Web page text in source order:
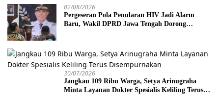
02/08/2026
Pergeseran Pola Penularan HIV Jadi Alarm
Baru, Wakil DPRD Jawa Tengah Dorong
30/07/2026
Jangkau 109 Ribu Warga, Setya Arinugraha
Minta Layanan Dokter Spesialis Keliling Terus